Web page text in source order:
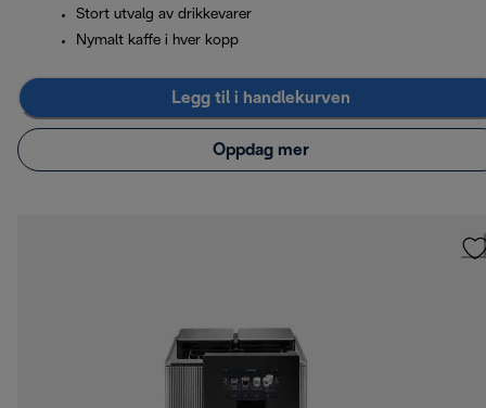
Stort utvalg av drikkevarer
Nymalt kaffe i hver kopp
Legg til i handlekurven
Oppdag mer